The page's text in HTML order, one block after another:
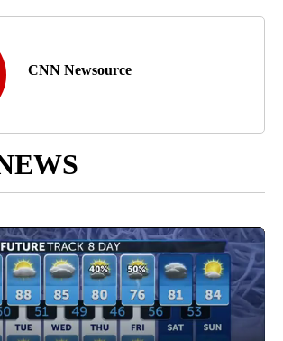
CNN Newsource